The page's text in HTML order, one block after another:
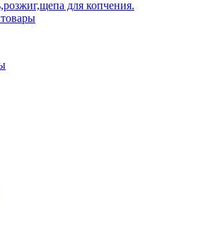
для копчения.